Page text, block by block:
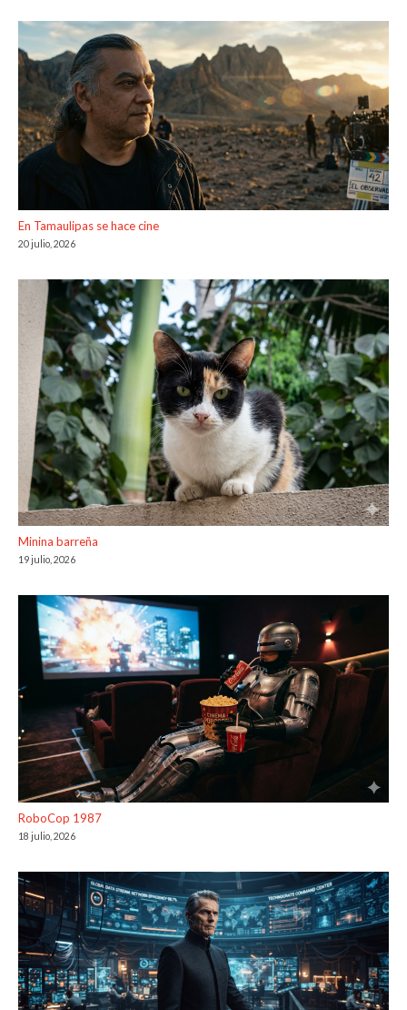
En Tamaulipas se hace cine
20 julio, 2026
Minina barreña
19 julio, 2026
RoboCop 1987
18 julio, 2026